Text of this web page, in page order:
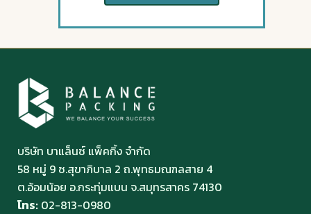
บริษัท บาแล็นซ์ แพ็คกิ้ง จำกัด
58 หมู่ 9 ซ.สุขาภิบาล 2 ถ.พุทธมณฑลสาย 4
ต.อ้อมน้อย อ.กระทุ่มแบน จ.สมุทรสาคร 74130
โทร: 02-813-0980